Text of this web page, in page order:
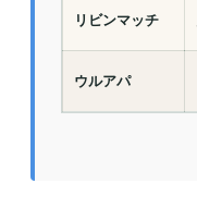
リビンマッチ
ウルアパ